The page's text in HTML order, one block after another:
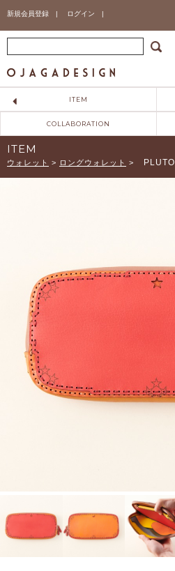
新規会員登録 | ログイン |
ITEM
COLLABORATION
ITEM
ウォレット > ロングウォレット > PLUTO